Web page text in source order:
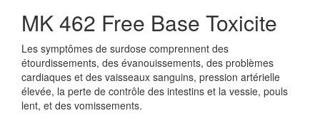
MK 462 Free Base Toxicite
Les symptômes de surdose comprennent des
étourdissements, des évanouissements, des problèmes
cardiaques et des vaisseaux sanguins, pression artérielle
élevée, la perte de contrôle des intestins et la vessie, pouls
lent, et des vomissements.